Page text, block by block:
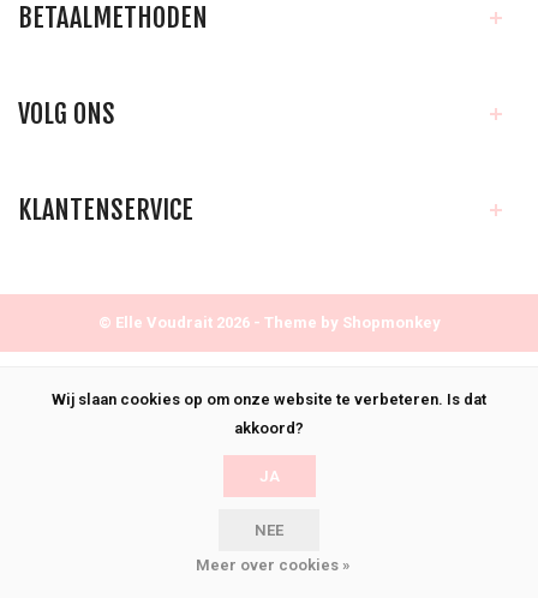
BETAALMETHODEN
VOLG ONS
KLANTENSERVICE
© Elle Voudrait 2026 - Theme by Shopmonkey
Wij slaan cookies op om onze website te verbeteren. Is dat
akkoord?
JA
NEE
Meer over cookies »